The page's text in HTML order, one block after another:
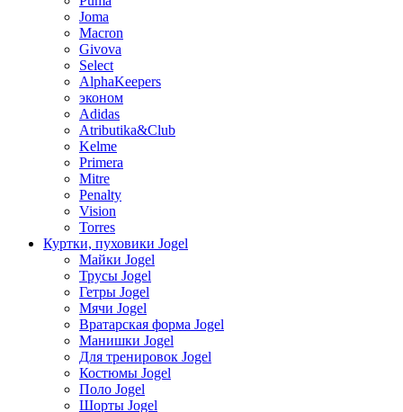
Joma
Macron
Givova
Select
AlphaKeepers
эконом
Adidas
Atributika&Club
Kelme
Primera
Mitre
Penalty
Vision
Torres
Куртки, пуховики Jogel
Майки Jogel
Трусы Jogel
Гетры Jogel
Мячи Jogel
Вратарская форма Jogel
Манишки Jogel
Для тренировок Jogel
Костюмы Jogel
Поло Jogel
Шорты Jogel